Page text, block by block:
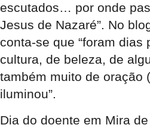
escutados… por onde
Jesus de Nazaré”. No
conta-se que “foram dias
cultura, de beleza, de
também muito de
iluminou”.
Dia do doente em Mira de